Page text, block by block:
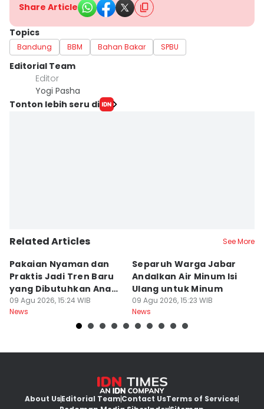
Share Article
Topics
Bandung BBM Bahan Bakar SPBU
Editorial Team
Editor
Yogi Pasha
Tonton lebih seru di
Related Articles See More
Pakaian Nyaman dan
Praktis Jadi Tren Baru
yang Dibutuhkan Anak
Muda
09 Agu 2026, 15:24 WIB
News
Separuh Warga Jabar
Andalkan Air Minum Isi
Ulang untuk Minum
09 Agu 2026, 15:23 WIB
News
About UsEditorial TeamContact UsTerms of Services